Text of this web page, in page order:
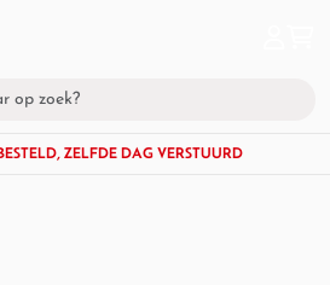
ZELFDE DAG VERSTUURD